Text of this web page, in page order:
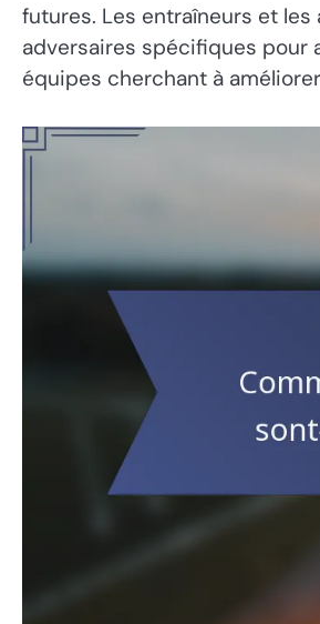
futures. Les entraîneurs et
adversaires spécifiques pour
équipes cherchant à